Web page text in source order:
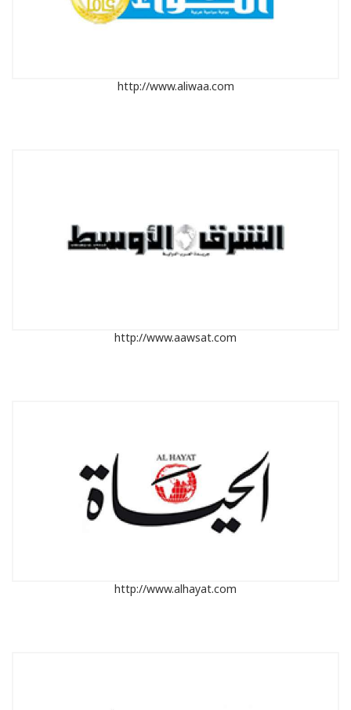
http://www.aliwaa.com
http://www.aawsat.com
http://www.alhayat.com